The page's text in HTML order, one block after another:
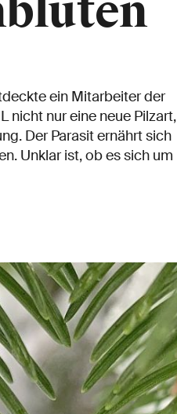
ein Mitarbeiter der
nicht nur eine neue Pilzart,
Der Parasit ernährt sich
Unklar ist, ob es sich um